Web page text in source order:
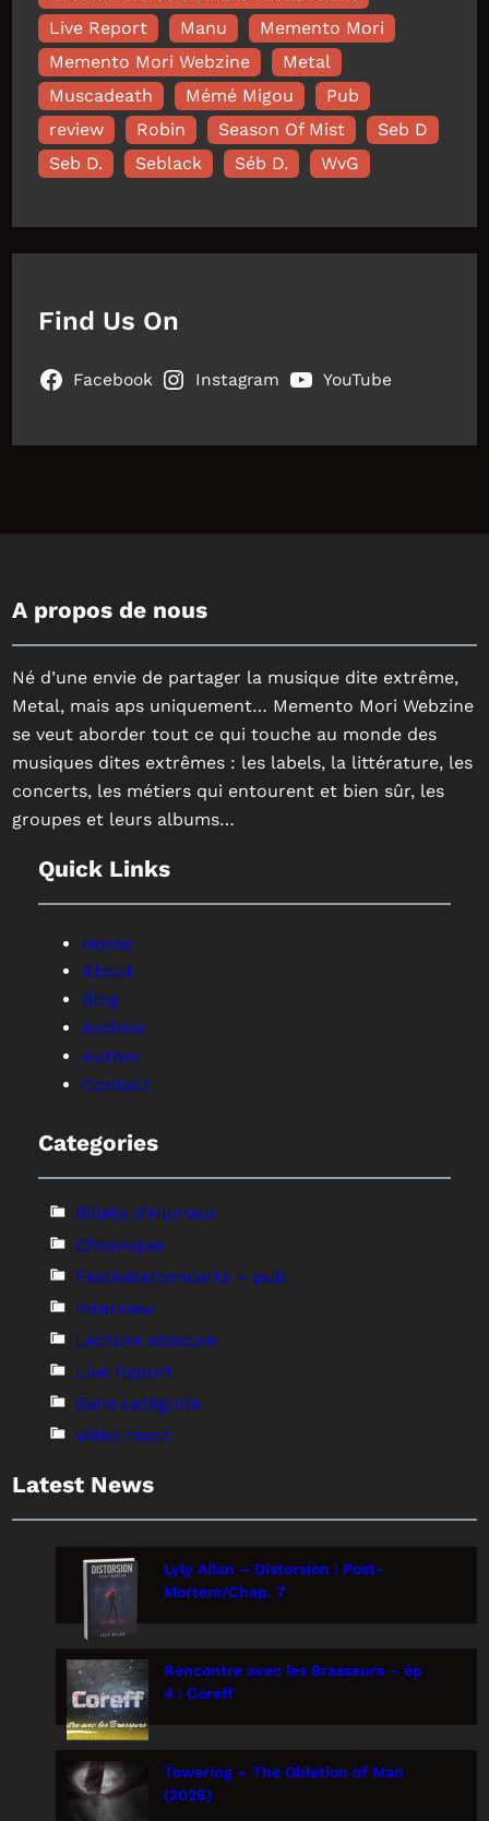
Live Report
Manu
Memento Mori
Memento Mori Webzine
Metal
Muscadeath
Mémé Migou
Pub
review
Robin Season Of Mist
Seb D
Seb D.
Seblack Séb D. WvG
Find Us On
Facebook Instagram YouTube
A propos de nous
Né d’une envie de partager la musique dite extrême,
Metal, mais aps uniquement… Memento Mori Webzine
se veut aborder tout ce qui touche au monde des
musiques dites extrêmes : les labels, la littérature, les
concerts, les métiers qui entourent et bien sûr, les
groupes et leurs albums…
Quick Links
Home
About
Blog
Archive
Author
Contact
Categories
Billets d'Humeur
Chronique
Festivals/concerts – pub
Interview
Lecture obscure
Live Report
Sans catégorie
video react
Latest News
Lyly Allan – Distorsion : Post-
Mortem/Chap. 7
Rencontre avec les Brasseurs – ép
4 : Coreff
Towering – The Oblation of Man
(2026)